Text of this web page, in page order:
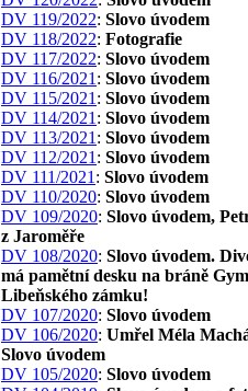
DV 119/2022: Slovo úvodem
DV 118/2022: Fotografie
DV 117/2022: Slovo úvodem
DV 116/2021 : Slovo úvodem
DV 115/2021 : Slovo úvodem
DV 114/2021 : Slovo úvodem
DV 113/2021 : Slovo úvodem
DV 112/2021 : Slovo úvodem
DV 111/2021 : Slovo úvodem
DV 110/2020: Slovo úvodem
DV 109/2020: Slovo úvodem,
z Jaroměře
DV 108/2020: Slovo úvodem.
má pamětní desku na bráně
Libeňského zámku!
DV 107/2020: Slovo úvodem
DV 106/2020: Umřel Méla
Slovo úvodem
DV 105/2020: Slovo úvodem